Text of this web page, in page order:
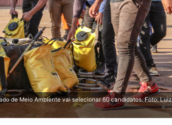
de Meio Ambiente vai selecionar 60 candidatos. Foto: Luiz